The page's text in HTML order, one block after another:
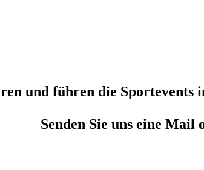
und führen die Sportevents
Senden Sie uns eine